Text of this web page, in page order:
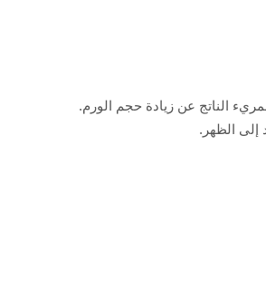
الناتج عن زيادة حجم الورم.
إلى الظهر.